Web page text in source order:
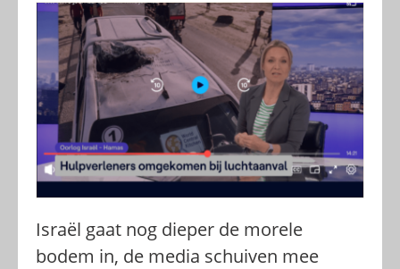
Israël gaat nog dieper de morele
bodem in, de media schuiven mee